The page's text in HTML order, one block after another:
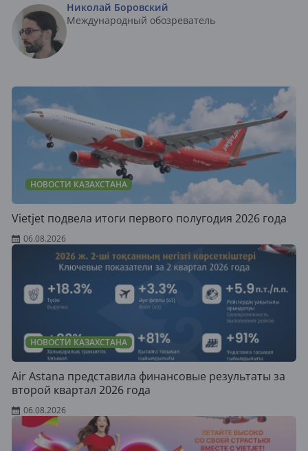
Николай Боровский
Международный обозреватель
НОВОСТИ КАЗАХСТАНА
Vietjet подвела итоги первого полугодия 2026 года
06.08.2026
НОВОСТИ КАЗАХСТАНА
Air Astana представила финансовые результаты за
второй квартал 2026 года
06.08.2026